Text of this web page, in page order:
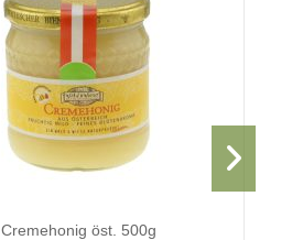
Cremehonig öst. 500g